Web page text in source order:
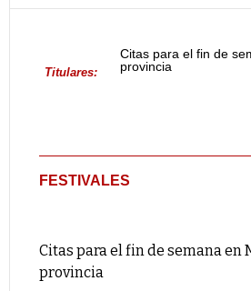
Titulares:
Citas para el fin de
provincia
FESTIVALES
Citas para el fin de semana en
provincia